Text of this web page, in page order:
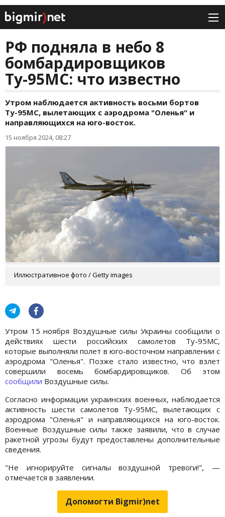
РФ подняла в небо 8
бомбардировщиков
Ту-95МС: что известно
Утром наблюдается активность восьми бортов
Ту-95МС, вылетающих с аэродрома "Оленья" и
направляющихся на юго-восток.
15 ноября 2024, 08:27
Иллюстративное фото / Getty images
Утром 15 ноября Воздушные силы Украины сообщили о
действиях шести российских самолетов Ту-95МС,
которые выполняли полет в юго-восточном направлении с
аэродрома "Оленья". Позже стало известно, что взлет
совершили восемь бомбардировщиков. Об этом
сообщили Воздушные силы.
Согласно информации украинских военных, наблюдается
активность шести самолетов Ту-95МС, вылетающих с
аэродрома "Оленья" и направляющихся на юго-восток.
Военные Воздушные силы также заявили, что в случае
ракетной угрозы будут предоставлены дополнительные
сведения.
"Не игнорируйте сигналы воздушной тревоги!", —
отмечается в заявлении.
Допомогти Bigmir)net